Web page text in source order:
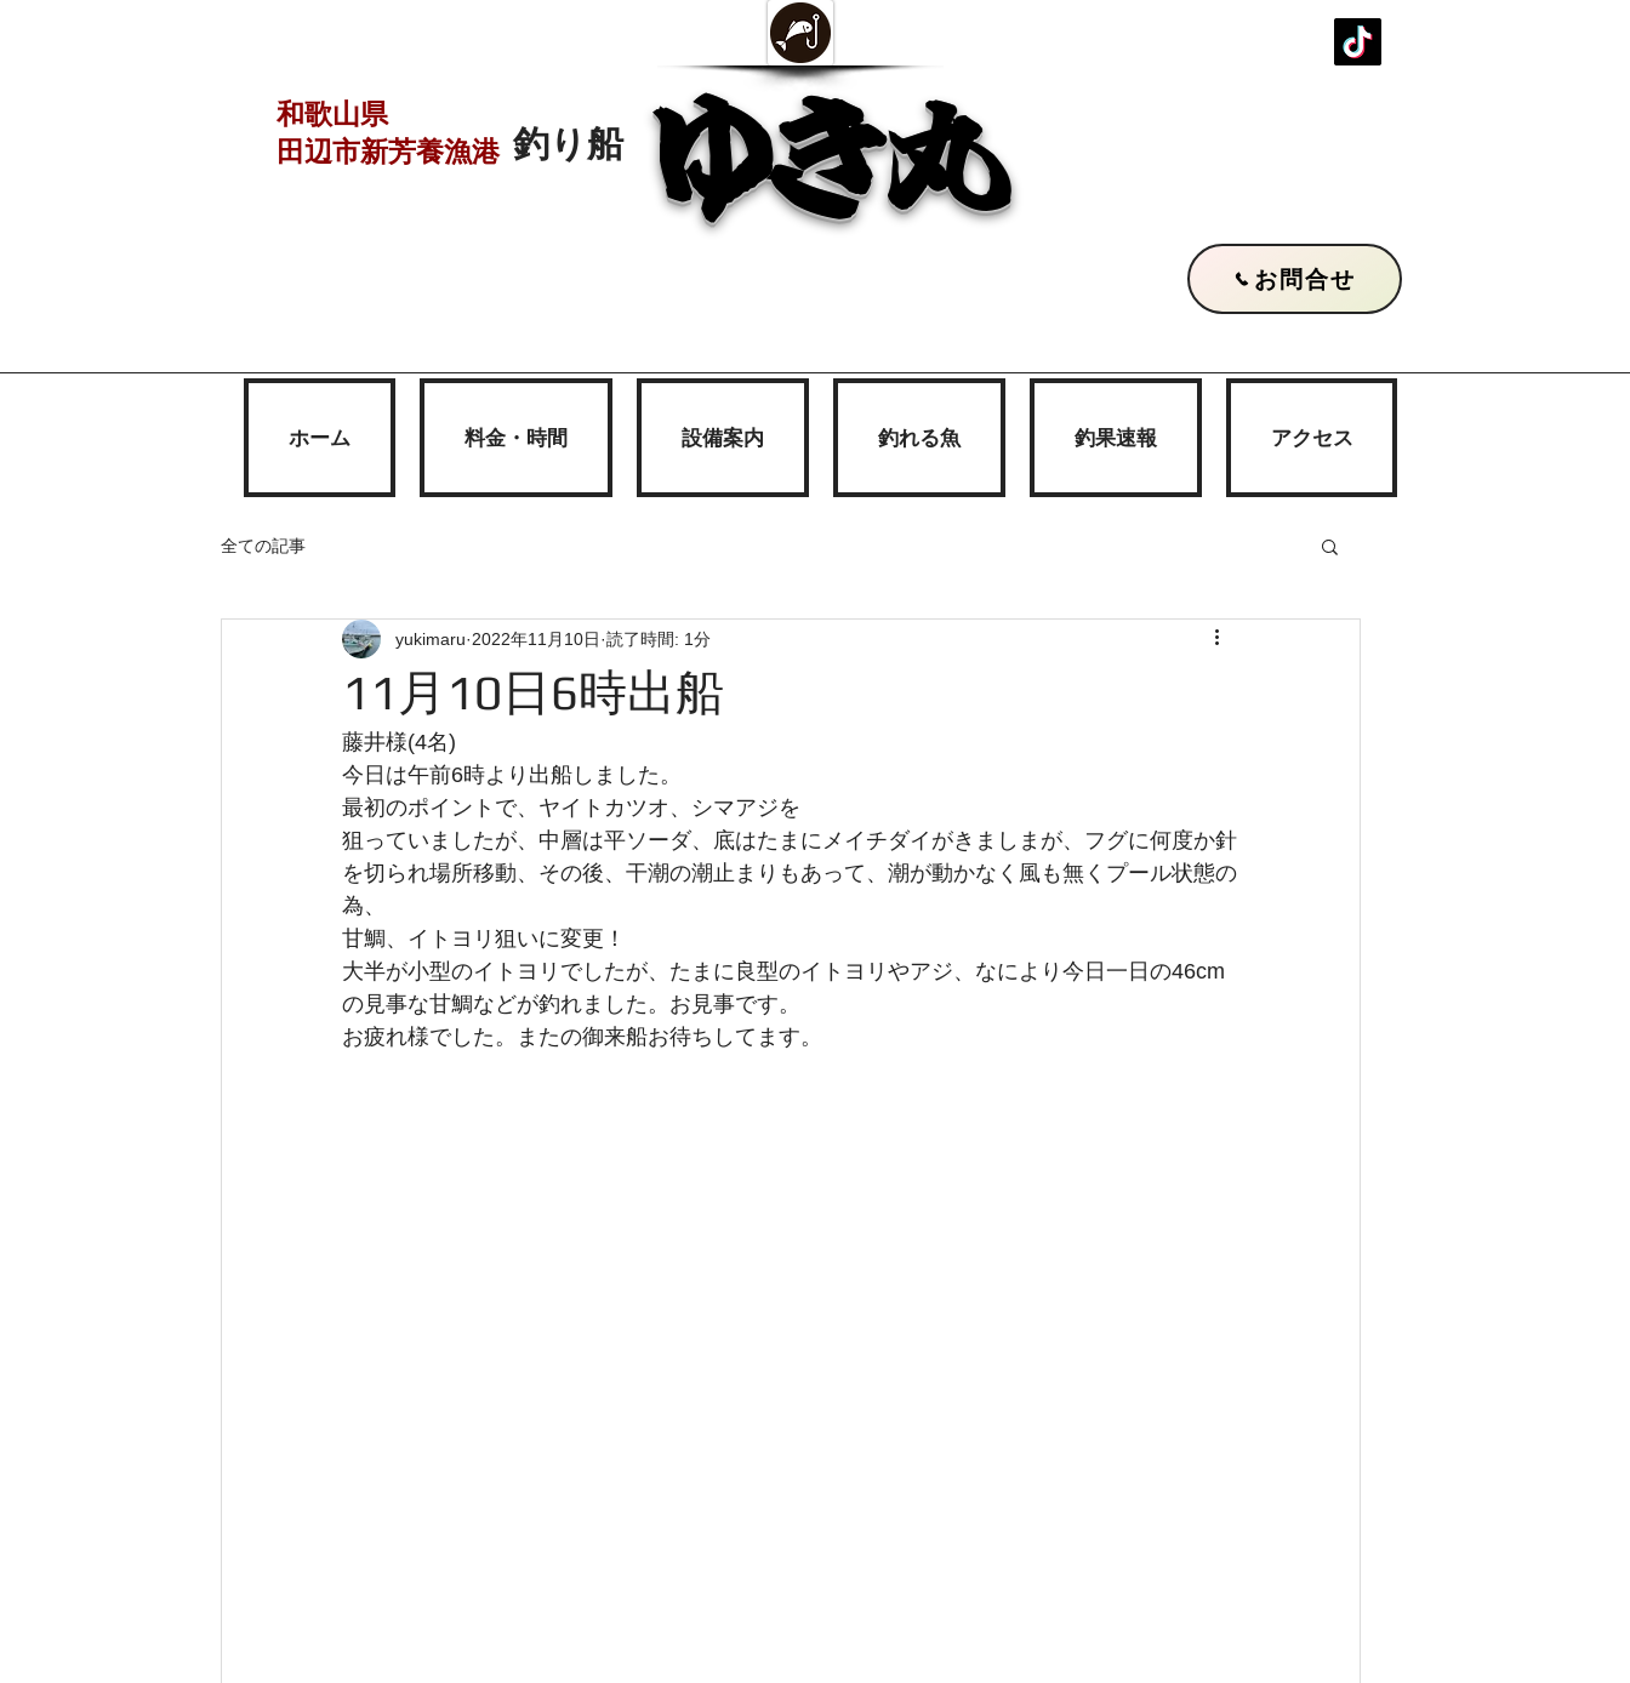
ゆき丸
釣り船
和歌山県
田辺市新芳養漁港
お問合せ
ホーム 料金・時間 設備案内 釣れる魚 釣果速報 アクセス
全ての記事
11月10日6時出船
yukimaru 2022年11月10日 読了時間: 1分
藤井様(4名)
今日は午前6時より出船しました。
最初のポイントで、ヤイトカツオ、シマアジを
狙っていましたが、中層は平ソーダ、底はたまにメイチダイがきましまが、フグに何度か針
を切られ場所移動、その後、干潮の潮止まりもあって、潮が動かなく風も無くプール状態の
為、
甘鯛、イトヨリ狙いに変更！
大半が小型のイトヨリでしたが、たまに良型のイトヨリやアジ、なにより今日一日の46cm
の見事な甘鯛などが釣れました。お見事です。
お疲れ様でした。またの御来船お待ちしてます。